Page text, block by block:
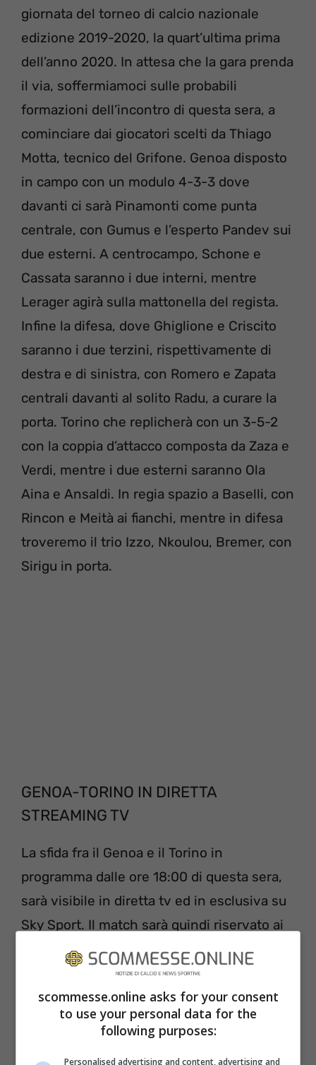
giornata del torneo di calcio nazionale
edizione 2019-2020, la quart’ultima prima
dell’anno 2020. In attesa che la gara prenda
il via, soffermiamoci sulle probabili
formazioni dell’incontro di questa sera, a
cominciare dai giocatori scelti da Thiago
Motta, tecnico del Grifone. Genoa disposto
in campo con un modulo 4-3-3 dove
davanti ci sarà Pinamonti come punta
centrale, con Gumus e l’esperto Pandev sui
due esterni. A centrocampo, Schone e
Cassata saranno i due interni, mentre
Lerager agirà sulla mattonella del regista.
Infine la difesa, dove Ghiglione e Criscito
saranno i due terzini, rispettivamente di
destra e di sinistra, con Romero e Zapata
centrali davanti al solito Radu, a curare la
porta. Torino che replicherà con un 3-5-2
con la coppia d’attacco composta da Zaza e
Verdi, mentre i due esterni saranno Ola
Aina e Ansaldi. In regia spazio a Baselli, con
Rincon e Meità ai fianchi, mentre in difesa
troveremo il trio Izzo, Nkoulou, Bremer, con
Sirigu in porta.
GENOA-TORINO IN DIRETTA
STREAMING TV
La sfida fra il Genoa e il Torino in
programma dalle ore 18:00 di questa sera,
sarà visibile in diretta tv ed in esclusiva su
Sky Sport. Il match sarà quindi riservato ai
soli abbonati alla televisione satellitare, che
non dovranno fare altro che mettersi
comodi sul proprio divano e selezionale il
canale dedicato. In alternativa potranno
scommesse.online asks for your consent
to use your personal data for the
following purposes:
Personalised advertising and content, advertising and